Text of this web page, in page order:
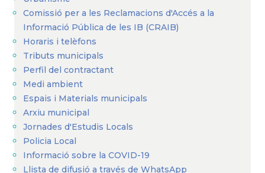
Comissió per a les Reclamacions d'Accés a la
Informació Pública de les IB (CRAIB)
Horaris i telèfons
Tributs municipals
Perfil del contractant
Medi ambient
Espais i Materials municipals
Arxiu municipal
Jornades d'Estudis Locals
Policia Local
Informació sobre la COVID-19
Llista de difusió a través de WhatsApp